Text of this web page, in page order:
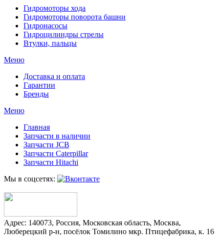
Гидромоторы хода
Гидромоторы поворота башни
Гидронасосы
Гидроцилиндры стрелы
Втулки, пальцы
Меню
Доставка и оплата
Гарантии
Бренды
Меню
Главная
Запчасти в наличии
Запчасти JCB
Запчасти Caterpillar
Запчасти Hitachi
Мы в соцсетях:
Адрес: 140073, Россия, Московская область, Москва,
Люберецкий р-н, посёлок Томилино мкр. Птицефабрика, к. 16